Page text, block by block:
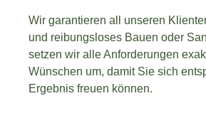
Wir garantieren all unseren
und reibungsloses Bauen oder
setzen wir alle Anforderungen
Wünschen um, damit Sie sich
Ergebnis freuen können.